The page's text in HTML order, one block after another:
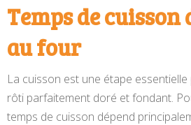
Temps de
au four
La cuisson est une étape
rôti parfaitement doré et fondant.
temps de cuisson dépend